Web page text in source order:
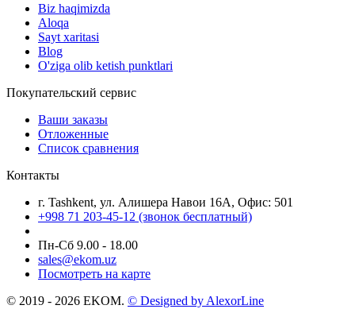
Biz haqimizda
Aloqa
Sayt xaritasi
Blog
O'ziga olib ketish punktlari
Покупательский сервис
Ваши заказы
Отложенные
Список сравнения
Контакты
г. Tashkent, ул. Алишера Навои 16А, Офис: 501
+998 71 203-45-12 (звонок бесплатный)
Пн-Cб 9.00 - 18.00
sales@ekom.uz
Посмотреть на карте
© 2019 - 2026 EKOM. © Designed by AlexorLine